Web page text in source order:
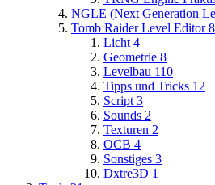
NGLE (Next Generation
Tomb Raider Level Editor
Licht 4
Geometrie 8
Levelbau 110
Tipps und Tricks 12
Script 3
Sounds 2
Texturen 2
OCB 4
Sonstiges 3
Dxtre3D 1